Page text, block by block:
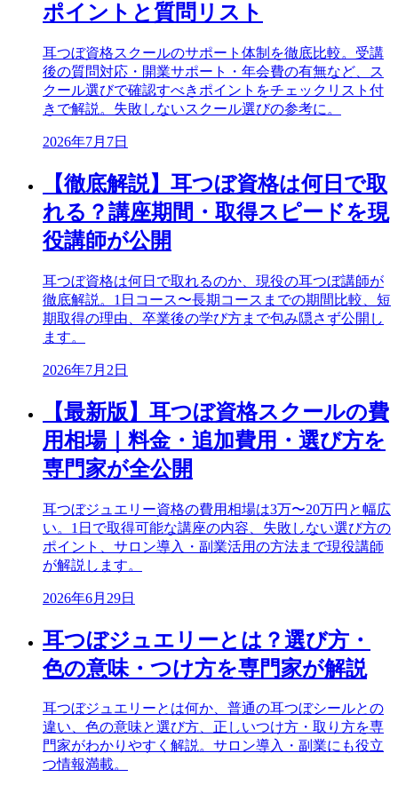
ポイントと質問リスト
耳つぼ資格スクールのサポート体制を徹底比較。受講
後の質問対応・開業サポート・年会費の有無など、ス
クール選びで確認すべきポイントをチェックリスト付
きで解説。失敗しないスクール選びの参考に。
2026年7月7日
【徹底解説】耳つぼ資格は何日で取
れる？講座期間・取得スピードを現
役講師が公開
耳つぼ資格は何日で取れるのか、現役の耳つぼ講師が
徹底解説。1日コース〜長期コースまでの期間比較、短
期取得の理由、卒業後の学び方まで包み隠さず公開し
ます。
2026年7月2日
【最新版】耳つぼ資格スクールの費
用相場｜料金・追加費用・選び方を
専門家が全公開
耳つぼジュエリー資格の費用相場は3万〜20万円と幅広
い。1日で取得可能な講座の内容、失敗しない選び方の
ポイント、サロン導入・副業活用の方法まで現役講師
が解説します。
2026年6月29日
耳つぼジュエリーとは？選び方・
色の意味・つけ方を専門家が解説
耳つぼジュエリーとは何か、普通の耳つぼシールとの
違い、色の意味と選び方、正しいつけ方・取り方を専
門家がわかりやすく解説。サロン導入・副業にも役立
つ情報満載。